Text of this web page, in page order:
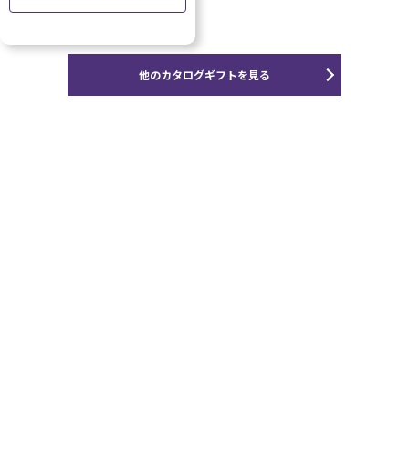
他のカタログギフトを見る